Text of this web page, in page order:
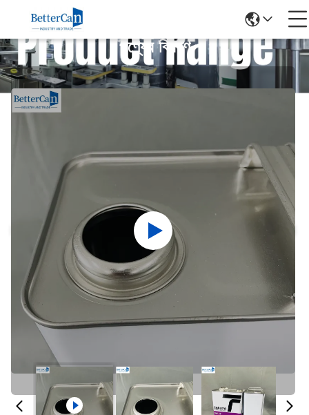
পণ্যের বিবরণ